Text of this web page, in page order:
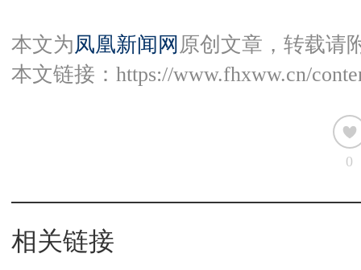
本文为凤凰新闻网 原创文章，转载请
本文链接： https://www.fhxww.cn/
0
相关链接